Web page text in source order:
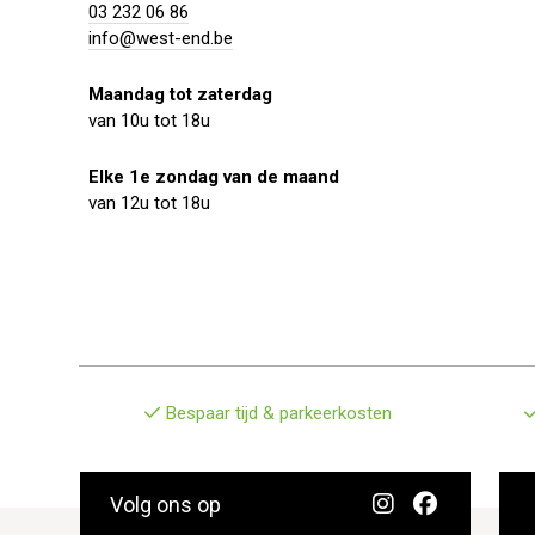
03 232 06 86
info@west-end.be
Maandag tot zaterdag
van 10u tot 18u
Elke 1e zondag van de maand
van 12u tot 18u
Bespaar tijd & parkeerkosten
Volg ons op